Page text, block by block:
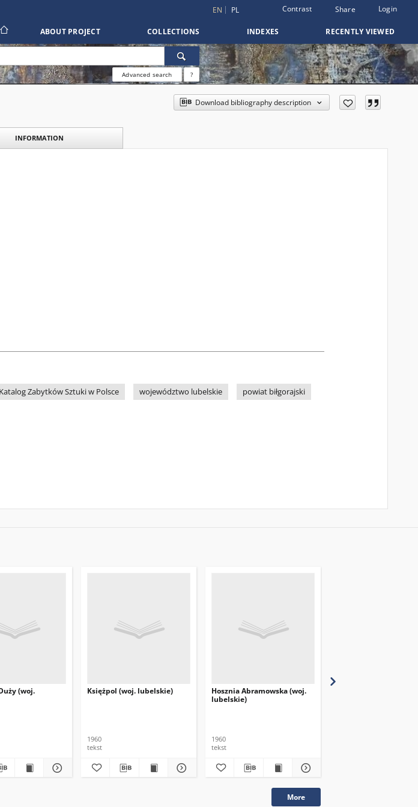
EN PL Contrast Share Login
ABOUT PROJECT COLLECTIONS INDEXES RECENTLY VIEWED
Advanced search ?
Download bibliography description
INFORMATION
Katalog Zabytków Sztuki w Polsce województwo lubelskie
powiat biłgorajski
(woj.
Księżpol (woj. lubelskie)
1960
tekst
Hosznia Abramowska (woj.
lubelskie)
1960
tekst
More